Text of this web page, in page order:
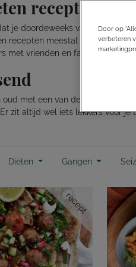
recepten in
je doordeweeks vaak druk
recepten meestal gezond,
met vrienden en familie. Laat ze
oud met een van deze recepten!
zit altijd wel iets lekkers voor je
Diëten Gangen
recept
Door op
verbeteren